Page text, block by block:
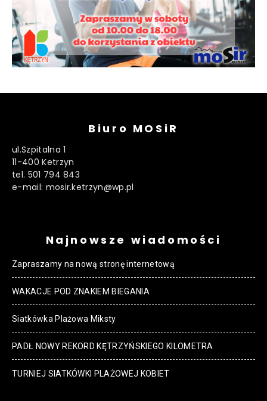
Biuro MOSiR
ul.Szpitalna 1
11-400 Ketrzyn
tel. 501 794 843
e-mail: mosir.ketrzyn@wp.pl
Najnowsze wiadomości
Zapraszamy na nową stronę internetową
WAKACJE POD ZNAKIEM BIEGANIA
Siatkówka Plażowa Miksty
PADŁ NOWY REKORD KĘTRZYŃSKIEGO KILOMETRA
TURNIEJ SIATKÓWKI PLAŻOWEJ KOBIET